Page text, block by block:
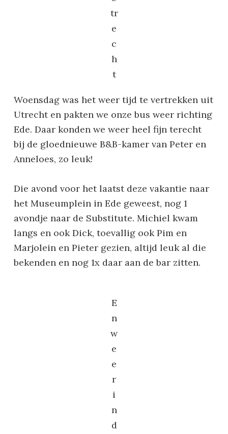
tr
e
c
h
t
Woensdag was het weer tijd te vertrekken uit
Utrecht en pakten we onze bus weer richting
Ede. Daar konden we weer heel fijn terecht
bij de gloednieuwe B&B-kamer van Peter en
Anneloes, zo leuk!
Die avond voor het laatst deze vakantie naar
het Museumplein in Ede geweest, nog 1
avondje naar de Substitute. Michiel kwam
langs en ook Dick, toevallig ook Pim en
Marjolein en Pieter gezien, altijd leuk al die
bekenden en nog 1x daar aan de bar zitten.
E
n
w
e
e
r
i
n
d